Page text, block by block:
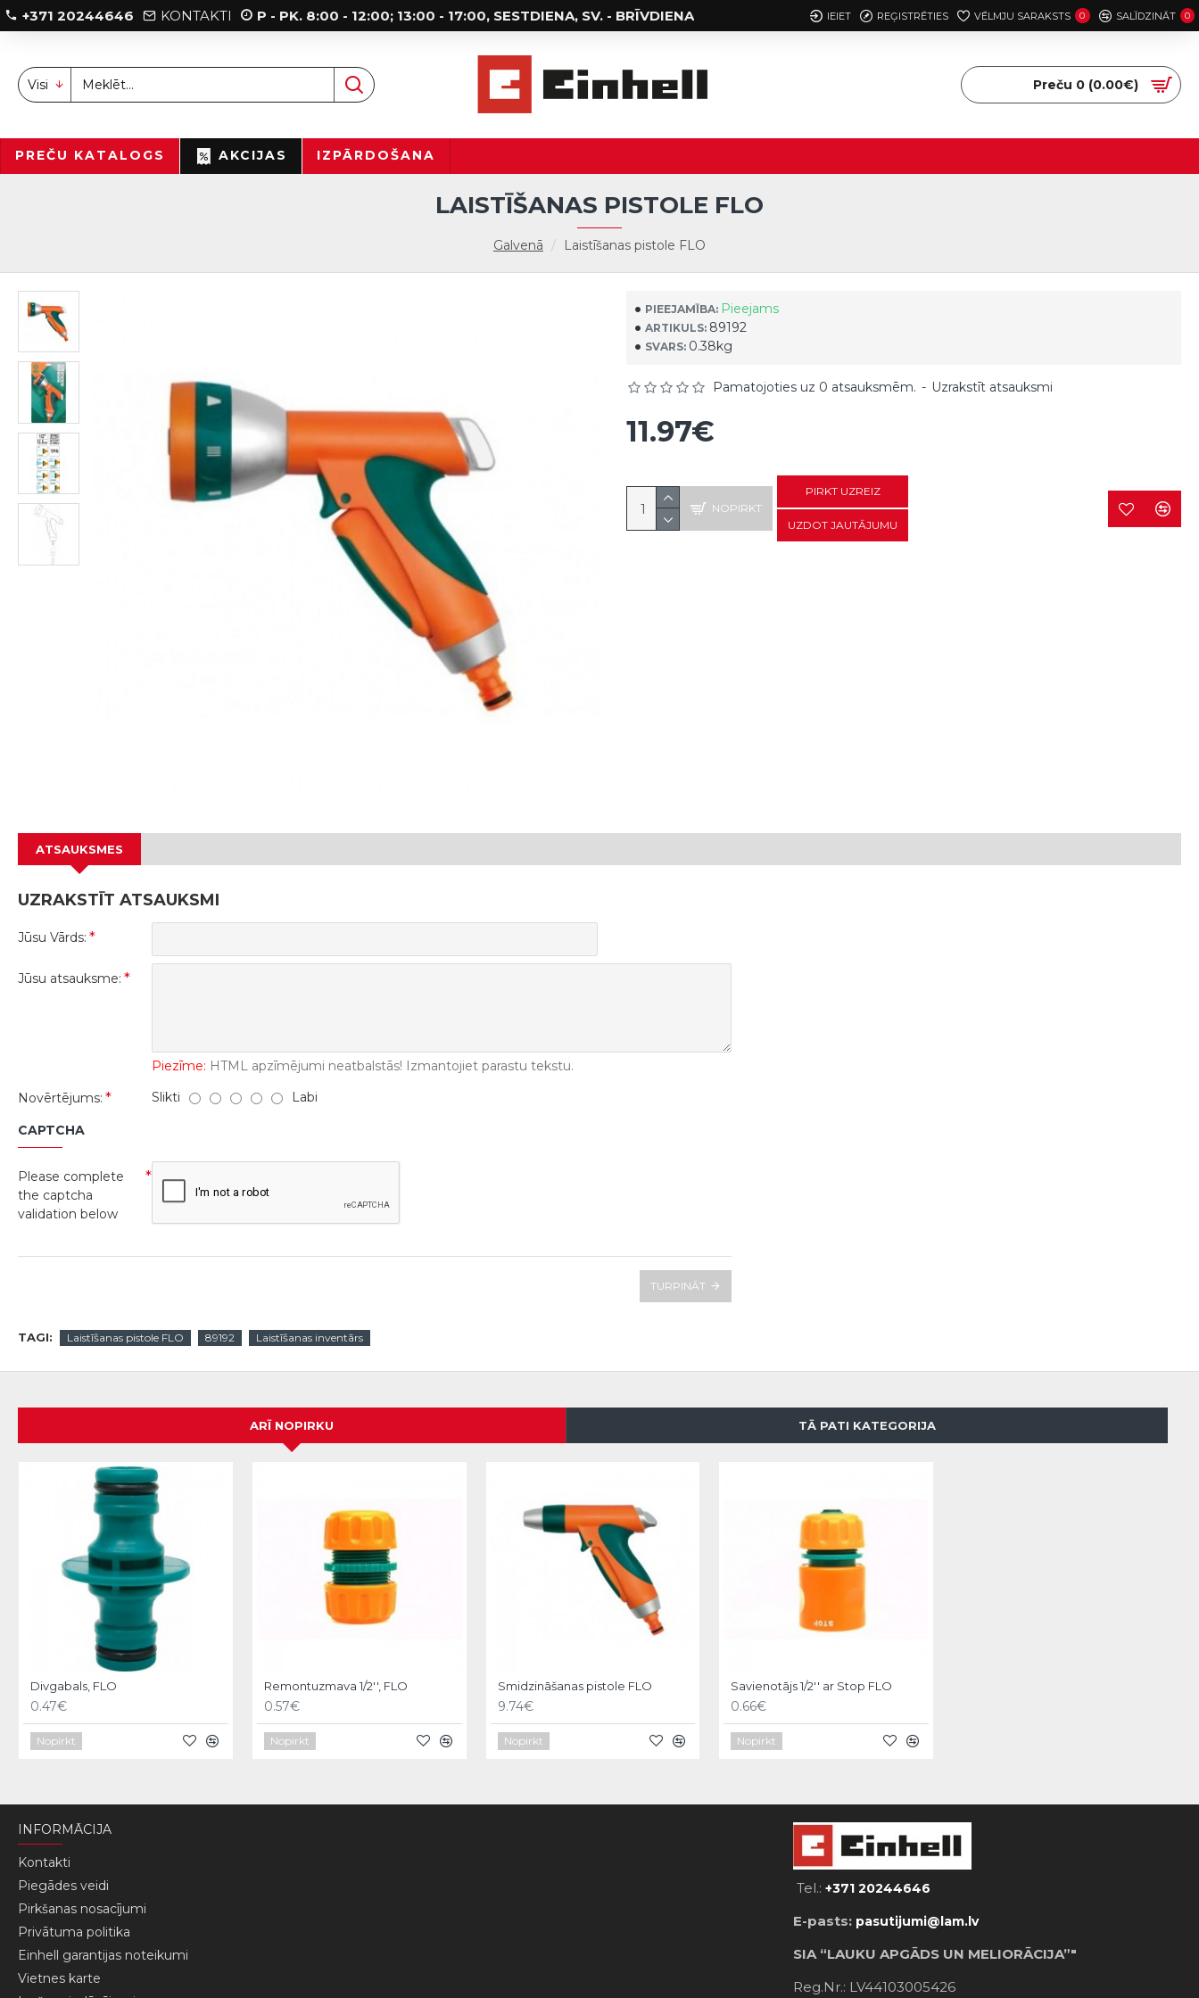
+371 20244646 KONTAKTI P - PK. 8:00 - 12:00; 13:00 - 17:00, SESTDIENA, SV. - BRĪVDIENA IEIET REĢISTRĒTIES VĒLMJU SARAKSTS 0 SALĪDZINĀT 0
Visi Preču 0 (0.00€)
PREČU KATALOGS AKCIJAS IZPĀRDOŠANA
Galvenā Laistīšanas pistole FLO
LAISTĪŠANAS PISTOLE FLO
PIEEJAMĪBA: Pieejams
ARTIKULS: 89192
SVARS: 0.38kg
Pamatojoties uz 0 atsauksmēm. - Uzrakstīt atsauksmi
11.97€
NOPIRKT
PIRKT UZREIZ
UZDOT JAUTĀJUMU
ATSAUKSMES
UZRAKSTĪT ATSAUKSMI
Jūsu Vārds:
Jūsu atsauksme:
Piezīme: HTML apzīmējumi neatbalstās! Izmantojiet parastu tekstu.
Novērtējums:
Slikti Labi
CAPTCHA
Please complete
the captcha
validation below
TURPINĀT
TAGI: Laistīšanas pistole FLO 89192 Laistīšanas inventārs
ARĪ NOPIRKU TĀ PATI KATEGORIJA
Divgabals, FLO
0.47€
Nopirkt
Remontuzmava 1/2'', FLO
0.57€
Nopirkt
Smidzināšanas pistole FLO
9.74€
Nopirkt
Savienotājs 1/2'' ar Stop FLO
0.66€
Nopirkt
INFORMĀCIJA
Kontakti
Piegādes veidi
Pirkšanas nosacījumi
Privātuma politika
Einhell garantijas noteikumi
Vietnes karte
Tel.:+371 20244646
E-pasts: pasutijumi@lam.lv
SIA “LAUKU APGĀDS UN MELIORĀCIJA”"
Reg.Nr.: LV44103005426